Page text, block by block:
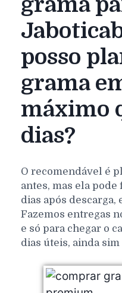
posso
grama
máximo
dias?
O recomendável é
antes, mas ela pode
dias após descarga,
Fazemos entregas
e só para chegar o
dias úteis, ainda